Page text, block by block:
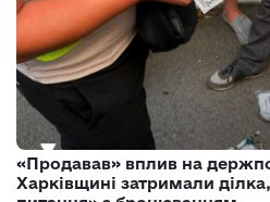
«Продавав» вплив на
Харківщині затримали